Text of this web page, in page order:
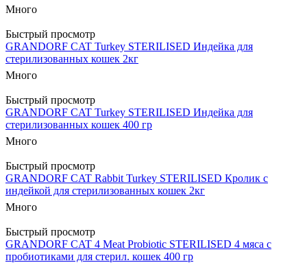
Много
Быстрый просмотр
GRANDORF CAT Turkey STERILISED Индейка для
стерилизованных кошек 2кг
Много
Быстрый просмотр
GRANDORF CAT Turkey STERILISED Индейка для
стерилизованных кошек 400 гр
Много
Быстрый просмотр
GRANDORF CAT Rabbit Turkey STERILISED Кролик с
индейкой для стерилизованных кошек 2кг
Много
Быстрый просмотр
GRANDORF CAT 4 Meat Probiotic STERILISED 4 мяса с
пробиотиками для стерил. кошек 400 гр